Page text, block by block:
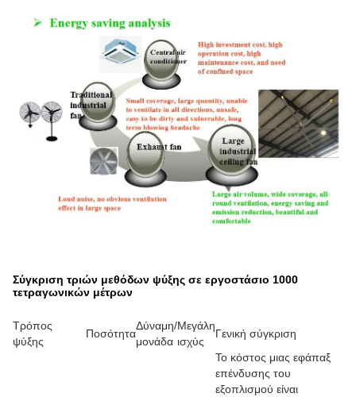
Σύγκριση τριών μεθόδων ψύξης σε εργοστάσιο 1000
τετραγωνικών μέτρων
Τρόπος
ψύξης
Ποσότητα
Δύναμη/
μονάδα
Μεγάλη
ισχύς
Γενική σύγκριση
Το κόστος μιας εφάπαξ
επένδυσης του
εξοπλισμού είναι